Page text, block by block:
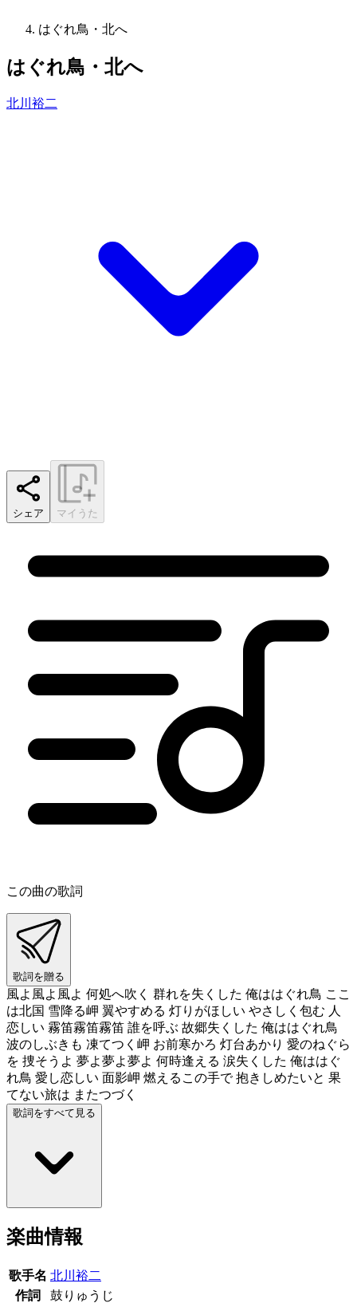
はぐれ鳥・北へ
はぐれ鳥・北へ
北川裕二
シェア マイうた
この曲の歌詞
歌詞を贈る
風よ風よ風よ 何処へ吹く 群れを失くした 俺ははぐれ鳥 ここ
は北国 雪降る岬 翼やすめる 灯りがほしい やさしく包む 人
恋しい 霧笛霧笛霧笛 誰を呼ぶ 故郷失くした 俺ははぐれ鳥
波のしぶきも 凍てつく岬 お前寒かろ 灯台あかり 愛のねぐら
を 捜そうよ 夢よ夢よ夢よ 何時逢える 涙失くした 俺ははぐ
れ鳥 愛し恋しい 面影岬 燃えるこの手で 抱きしめたいと 果
てない旅は またつづく
歌詞をすべて見る
楽曲情報
歌手名 北川裕二
作詞
鼓りゅうじ